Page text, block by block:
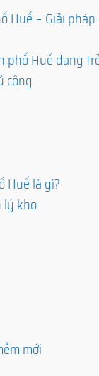
Huế – Giải
phố Huế đang
công
Huế là gì?
lý kho
mới